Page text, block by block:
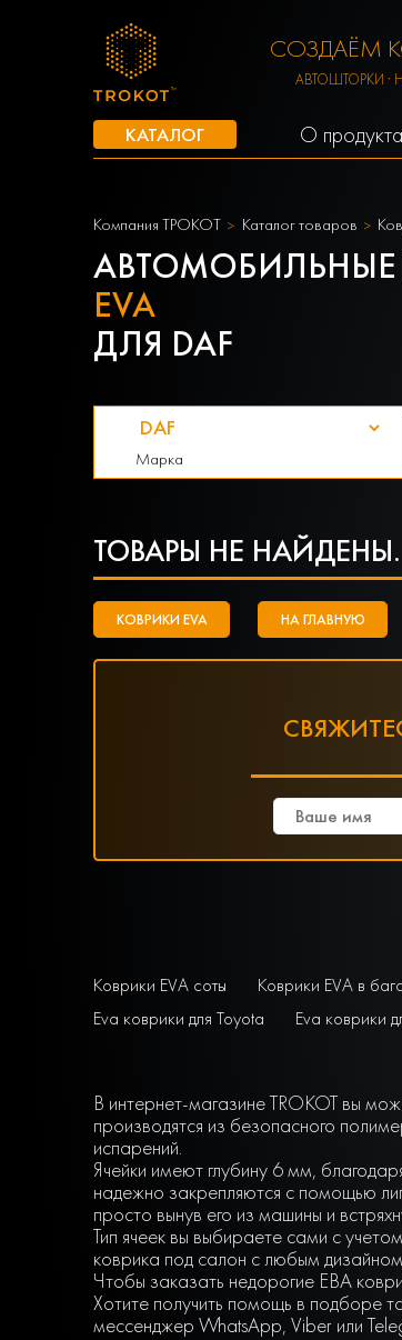
СОЗДАЁМ
АВТОШТОРКИ ·
КАТАЛОГ О
Компания ТРОКОТ Каталог товаров
EVA
ДЛЯ DAF
Марка
ТОВАРЫ НЕ
КОВРИКИ EVA НА ГЛАВНУЮ
Коврики EVA соты Коврики EVA в
Eva коврики для Toyota
Eva коврики
В интернет-магазине TROKOT вы
производятся из безопасного
испарений.
Ячейки имеют глубину 6 мм,
надежно закрепляются с помощью
просто вынув его из машины и
Тип ячеек вы выбираете сами с
коврика под салон с любым
Чтобы заказать недорогие ЕВА
Хотите получить помощь в подборе
мессенджер WhatsApp, Viber или